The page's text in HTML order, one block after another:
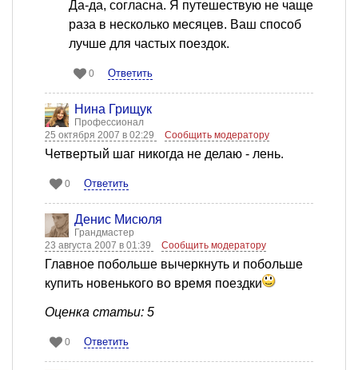
Да-да, согласна. Я путешествую не чаще
раза в несколько месяцев. Ваш способ
лучше для частых поездок.
0 Ответить
Нина Грищук
Профессионал
25 октября 2007 в 02:29
Сообщить модератору
Четвертый шаг никогда не делаю - лень.
0 Ответить
Денис Мисюля
Грандмастер
23 августа 2007 в 01:39
Сообщить модератору
Главное побольше вычеркнуть и побольше
купить новенького во время поездки
Оценка статьи: 5
0 Ответить